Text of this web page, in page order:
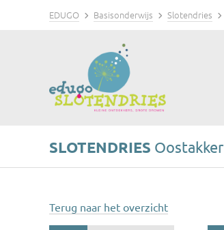
EDUGO Basisonderwijs Slotendries
SLOTENDRIES Oostakker
Terug naar het overzicht